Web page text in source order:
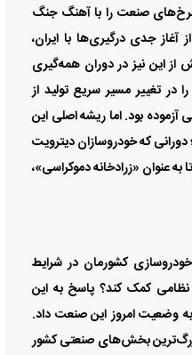
صنعت را با آهنگ جنگ
جدی درگیری‌ها با ایران،
این نیز در دوران همه‌گیری
در تغییر مسیر سریع تولید از
بود. اما ریشه اصلی این
که خودروسازان دیترویت
عنوان «زرادخانه دموکراسی»،
کشورمان در شرایط
نظامی کمک کند؟ پاسخ به این
به وضعیت امروز این صنعت داد.
بخش‌های صنعتی کشور